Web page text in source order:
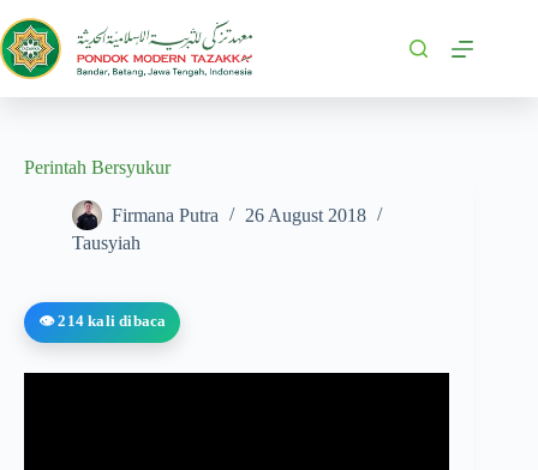
Perintah Bersyukur
Firmana Putra
26 August 2018
Tausyiah
👁️ 214 kali dibaca